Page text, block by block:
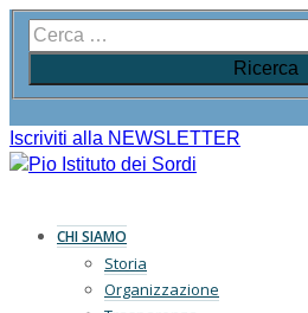
Iscriviti alla NEWSLETTER
CHI SIAMO
Storia
Organizzazione